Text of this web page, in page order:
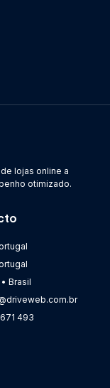
lojas online a
otimizado.
Brasil
493